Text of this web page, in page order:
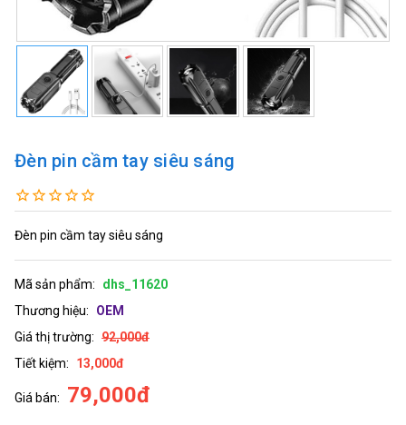
Đèn pin cầm tay siêu sáng
Đèn pin cầm tay siêu sáng
Mã sản phẩm:
dhs_11620
Thương hiệu:
OEM
Giá thị trường: 92,000đ
Tiết kiệm:
13,000đ
Giá bán: 79,000đ